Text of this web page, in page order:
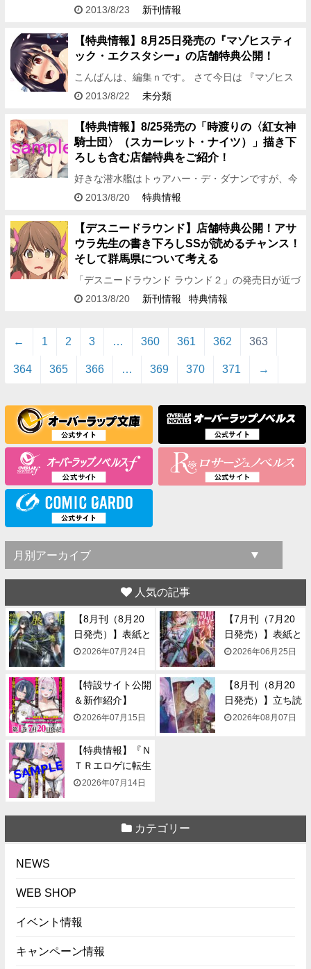
売日は２５日ですが、今月は ２５日が日曜日……と
お手に取って頂け…
2013/8/23 新刊情報
【特典情報】8月25日発売の『マゾヒスティ
ック・エクスタシー』の店舗特典公開！
こんばんは、編集ｎです。 さて今日は 『マゾヒス
ティック・エクスタシー』 店舗特典情報 を紹介い
ろ…
2013/8/22 未分類
【特典情報】8/25発売の「時渡りの〈紅女神
騎士団〉（スカーレット・ナイツ）」描き下
ろしも含む店舗特典をご紹介！
好きな潜水艦はトゥアハー・デ・ダナンですが、今
は伊168を育成中です。編集Kです。 さて本日は、
作品、 『時渡り…
2013/8/20 特典情報
【デスニードラウンド】店舗特典公開！アサ
ウラ先生の書き下ろしSSが読めるチャンス！
そして群馬県について考える
「デスニードラウンド ラウンド２」の発売日が近づ
いてきて、 私の身体がマ●ドナルドを欲しておりま
2013/8/20 新刊情報 特典情報
← 1 2 3 … 360 361 362 363
364 365 366 … 369 370 371 →
人気の記事
【8月刊（8月20
日発売）】表紙と
一...2026年07月24日
【7月刊（7月20
日発売）】表紙と
一...2026年06月25日
【特設サイト公開
＆新作紹介】
『NTR...
2026年07月15日
【8月刊（8月20
日発売）】立ち読
み...2026年08月07日
【特典情報】『Ｎ
ＴＲエロゲに転生
して...
2026年07月14日
カテゴリー
NEWS
WEB SHOP
イベント情報
キャンペーン情報